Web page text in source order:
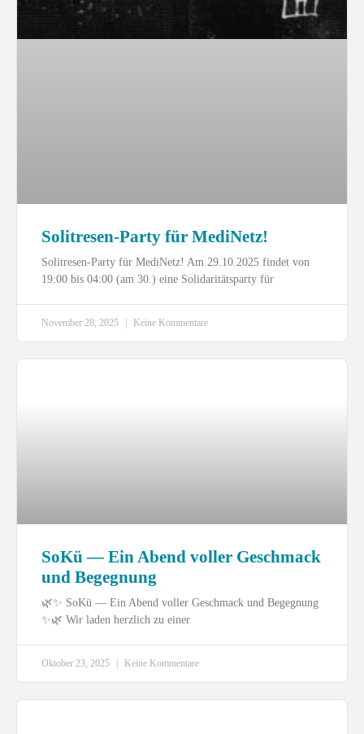
Solitresen-Party für MediNetz!
Solitresen-Party für MediNetz! Am 29.10.2025 findet von
19:00 bis 04:00 (am 30.) eine Solidaritätsparty für
November 28, 2025 Keine Kommentare
SoKü — Ein Abend voller Geschmack
und Begegnung
🌿✨ SoKü — Ein Abend voller Geschmack und Begegnung
✨🌿 Wir laden herzlich zu einer
Oktober 23, 2025 Keine Kommentare